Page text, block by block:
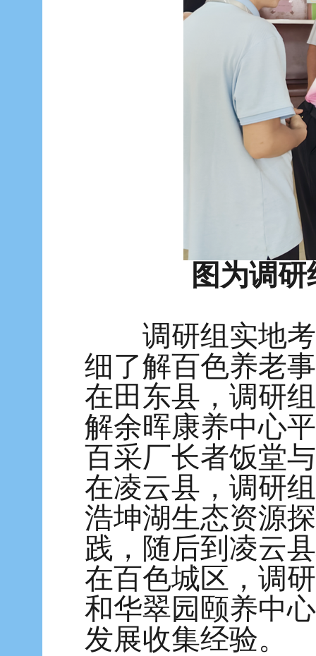
图为调研
调研组实地考
细了解百色养老
在田东县，调研
解余晖康养中心
百采厂长者饭堂
在凌云县，调研
浩坤湖生态资源
践，随后到凌云
在百色城区，调
和华翠园颐养中
发展收集经验。